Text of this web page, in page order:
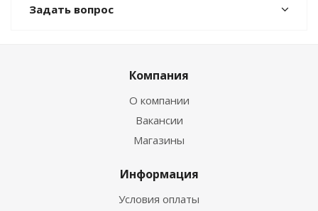
Задать вопрос
Компания
О компании
Вакансии
Магазины
Информация
Условия оплаты